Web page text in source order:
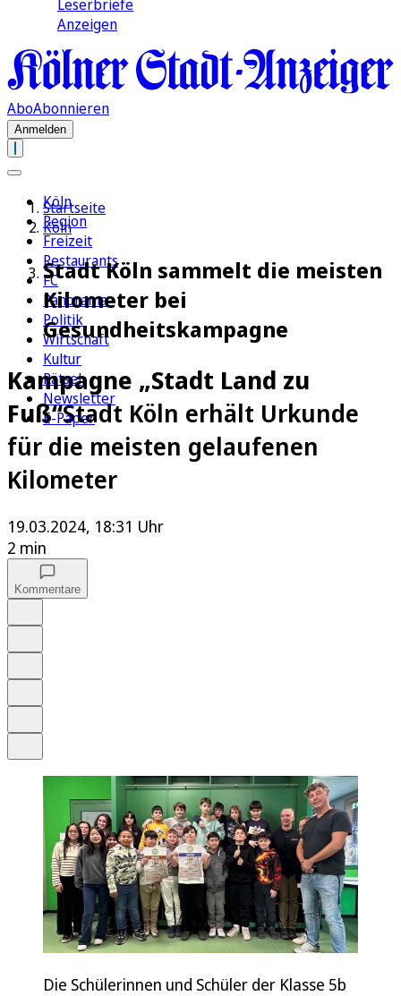
Leserbriefe
Anzeigen
AboAbonnieren
Anmelden
Köln
Region
Freizeit
Restaurants
FC
Panorama
Politik
Wirtschaft
Kultur
Rätsel
Newsletter
E-Paper
Startseite
Köln
Stadt Köln sammelt die meisten
Kilometer bei
Gesundheitskampagne
Kampagne „Stadt Land zu
Fuß“Stadt Köln erhält Urkunde
für die meisten gelaufenen
Kilometer
19.03.2024, 18:31 Uhr
2 min
Kommentare
Die Schülerinnen und Schüler der Klasse 5b